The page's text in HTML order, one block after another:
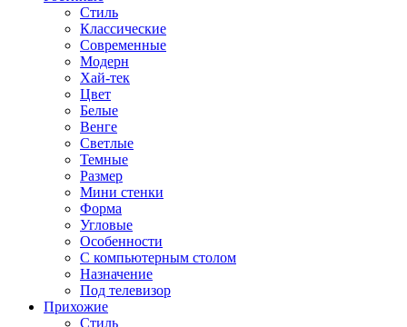
Стиль
Классические
Современные
Модерн
Хай-тек
Цвет
Белые
Венге
Светлые
Темные
Размер
Мини стенки
Форма
Угловые
Особенности
С компьютерным столом
Назначение
Под телевизор
Прихожие
Стиль